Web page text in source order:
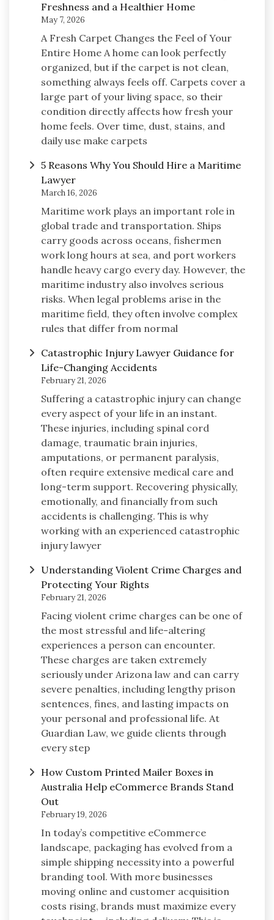
Freshness and a Healthier Home
May 7, 2026
A Fresh Carpet Changes the Feel of Your
Entire Home A home can look perfectly
organized, but if the carpet is not clean,
something always feels off. Carpets cover a
large part of your living space, so their
condition directly affects how fresh your
home feels. Over time, dust, stains, and
daily use make carpets
5 Reasons Why You Should Hire a Maritime
Lawyer
March 16, 2026
Maritime work plays an important role in
global trade and transportation. Ships
carry goods across oceans, fishermen
work long hours at sea, and port workers
handle heavy cargo every day. However, the
maritime industry also involves serious
risks. When legal problems arise in the
maritime field, they often involve complex
rules that differ from normal
Catastrophic Injury Lawyer Guidance for
Life-Changing Accidents
February 21, 2026
Suffering a catastrophic injury can change
every aspect of your life in an instant.
These injuries, including spinal cord
damage, traumatic brain injuries,
amputations, or permanent paralysis,
often require extensive medical care and
long-term support. Recovering physically,
emotionally, and financially from such
accidents is challenging. This is why
working with an experienced catastrophic
injury lawyer
Understanding Violent Crime Charges and
Protecting Your Rights
February 21, 2026
Facing violent crime charges can be one of
the most stressful and life-altering
experiences a person can encounter.
These charges are taken extremely
seriously under Arizona law and can carry
severe penalties, including lengthy prison
sentences, fines, and lasting impacts on
your personal and professional life. At
Guardian Law, we guide clients through
every step
How Custom Printed Mailer Boxes in
Australia Help eCommerce Brands Stand
Out
February 19, 2026
In today’s competitive eCommerce
landscape, packaging has evolved from a
simple shipping necessity into a powerful
branding tool. With more businesses
moving online and customer acquisition
costs rising, brands must maximize every